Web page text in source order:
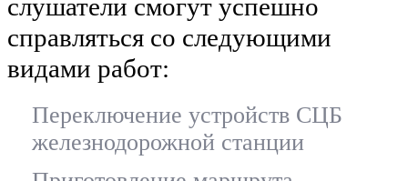
слушатели смогут успешно
справляться со следующими
видами работ:
Переключение устройств СЦБ
железнодорожной станции